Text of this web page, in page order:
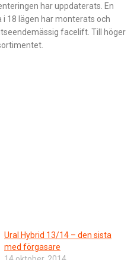
har uppdaterats. En
18 lägen har monterats och
facelift. Till höger
Ural Hybrid 13/14 – den sista
med förgasare